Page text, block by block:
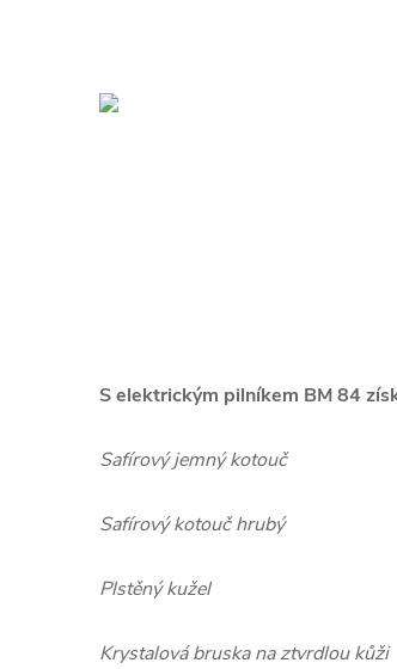
S elektrickým pilníkem BM 84
Safírový jemný kotouč
Safírový kotouč hrubý
Plstěný kužel
Krystalová bruska na ztvrdlou kůži